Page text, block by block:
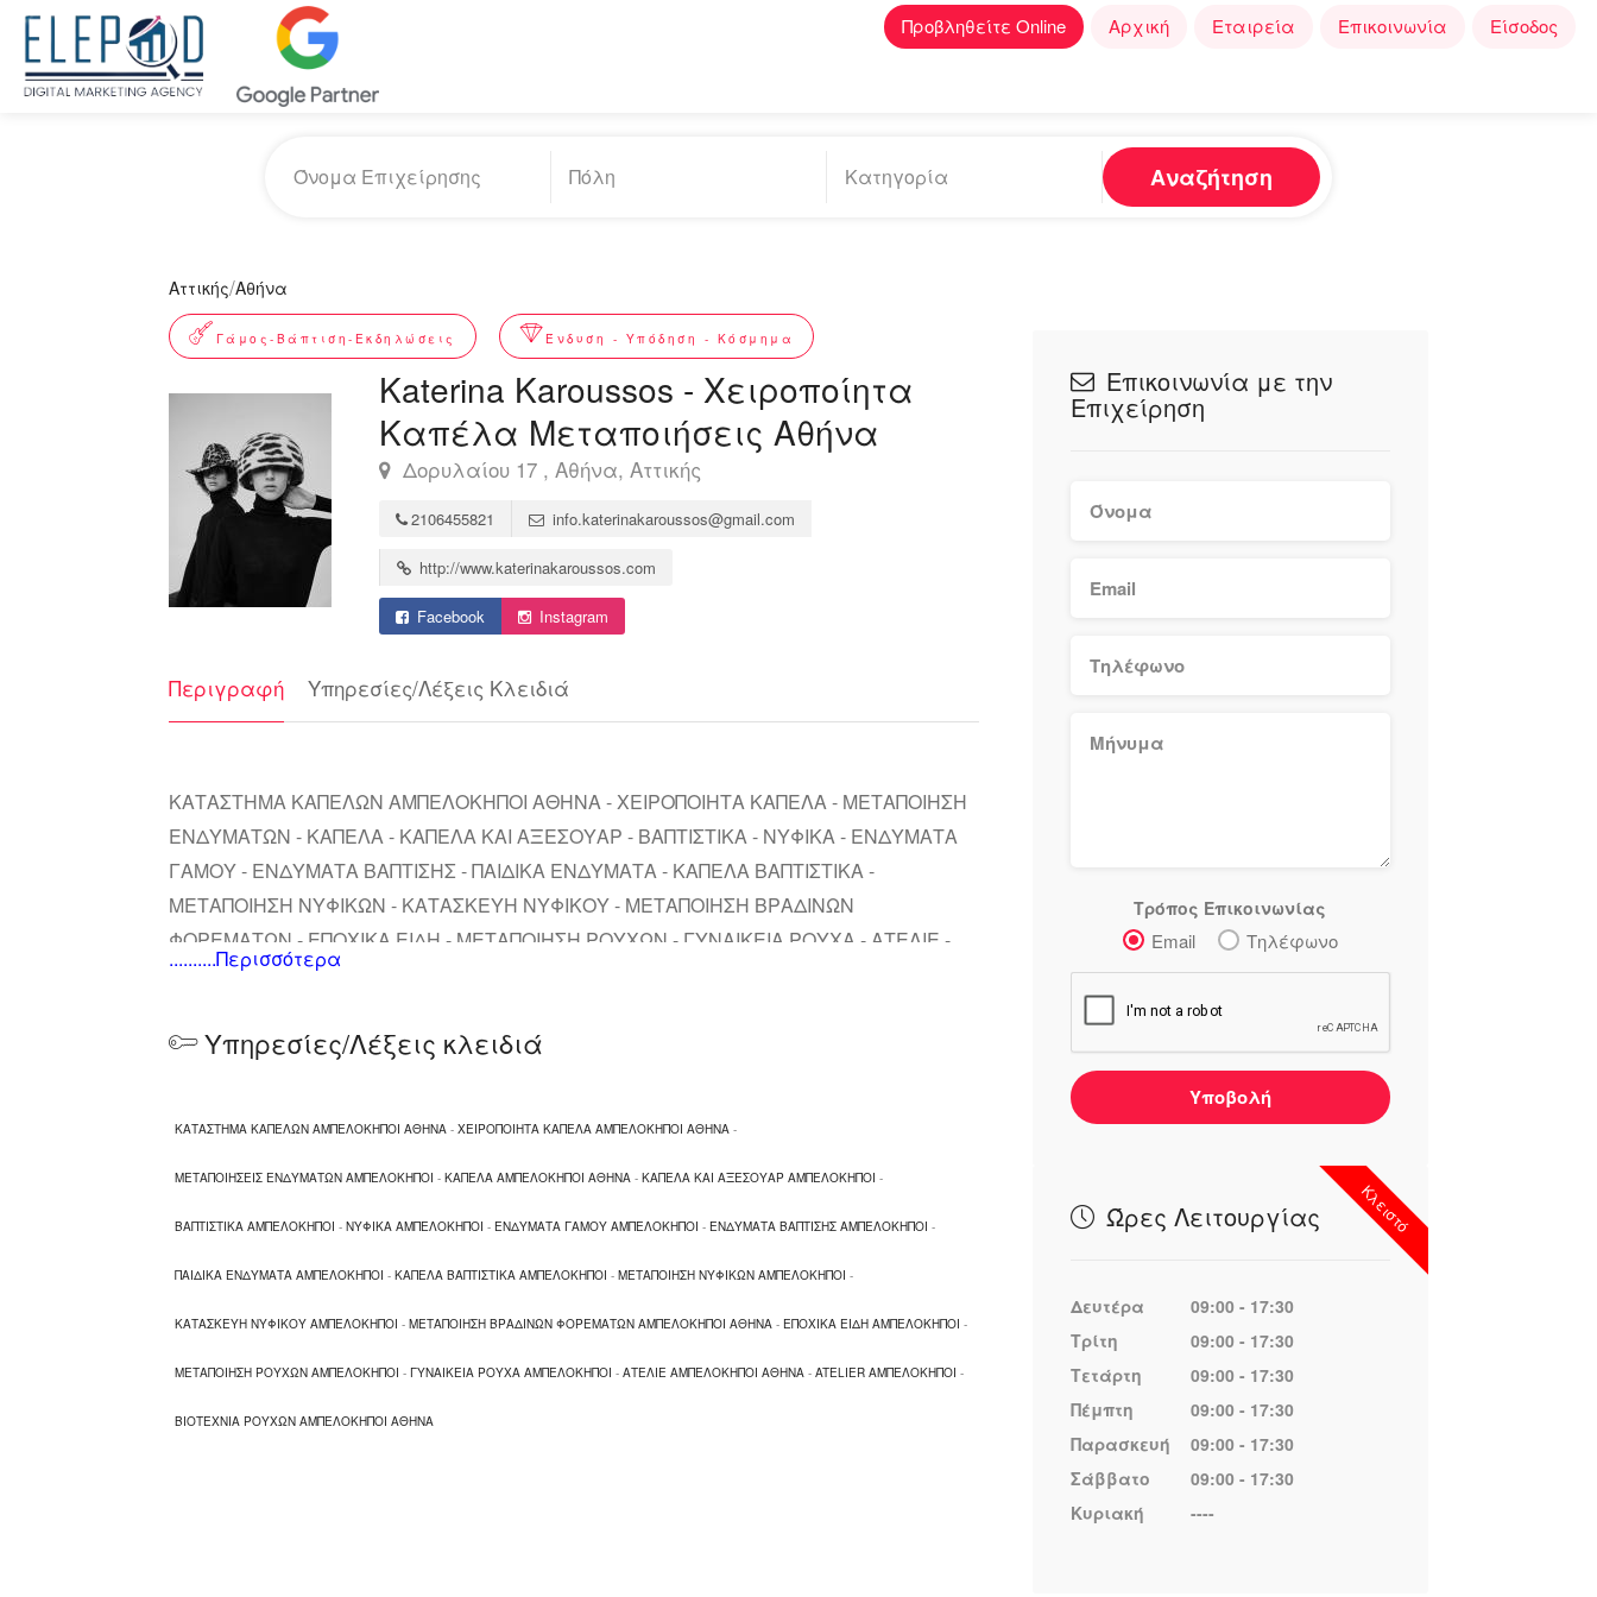
Προβληθείτε Online Αρχική Εταιρεία Επικοινωνία Είσοδος
Αναζήτηση
Αττικής/Αθήνα
Γάμος-Βάπτιση-Εκδηλώσεις Ένδυση - Υπόδηση - Κόσμημα
Katerina Karoussos - Χειροποίητα
Καπέλα Μεταποιήσεις Αθήνα
Δορυλαίου 17 , Αθήνα, Αττικής
2106455821 info.katerinakaroussos@gmail.com
http://www.katerinakaroussos.com
Facebook Instagram
Περιγραφή Υπηρεσίες/Λέξεις Κλειδιά
ΚΑΤΑΣΤΗΜΑ ΚΑΠΕΛΩΝ ΑΜΠΕΛΟΚΗΠΟΙ ΑΘΗΝΑ - ΧΕΙΡΟΠΟΙΗΤΑ ΚΑΠΕΛΑ - ΜΕΤΑΠΟΙΗΣΗ
ΕΝΔΥΜΑΤΩΝ - ΚΑΠΕΛΑ - ΚΑΠΕΛΑ ΚΑΙ ΑΞΕΣΟΥΑΡ - ΒΑΠΤΙΣΤΙΚΑ - ΝΥΦΙΚΑ - ΕΝΔΥΜΑΤΑ
ΓΑΜΟΥ - ΕΝΔΥΜΑΤΑ ΒΑΠΤΙΣΗΣ - ΠΑΙΔΙΚΑ ΕΝΔΥΜΑΤΑ - ΚΑΠΕΛΑ ΒΑΠΤΙΣΤΙΚΑ -
ΜΕΤΑΠΟΙΗΣΗ ΝΥΦΙΚΩΝ - ΚΑΤΑΣΚΕΥΗ ΝΥΦΙΚΟΥ - ΜΕΤΑΠΟΙΗΣΗ ΒΡΑΔΙΝΩΝ
ΦΟΡΕΜΑΤΩΝ - ΕΠΟΧΙΚΑ ΕΙΔΗ - ΜΕΤΑΠΟΙΗΣΗ ΡΟΥΧΩΝ - ΓΥΝΑΙΚΕΙΑ ΡΟΥΧΑ - ΑΤΕΛΙΕ -
ATELIER - ΒΙΟΤΕΧΝΙΑ ΡΟΥΧΩΝ
..........Περισσότερα
Υπηρεσίες/Λέξεις κλειδιά
ΚΑΤΑΣΤΗΜΑ ΚΑΠΕΛΩΝ ΑΜΠΕΛΟΚΗΠΟΙ ΑΘΗΝΑ - ΧΕΙΡΟΠΟΙΗΤΑ ΚΑΠΕΛΑ ΑΜΠΕΛΟΚΗΠΟΙ ΑΘΗΝΑ -
ΜΕΤΑΠΟΙΗΣΕΙΣ ΕΝΔΥΜΑΤΩΝ ΑΜΠΕΛΟΚΗΠΟΙ - ΚΑΠΕΛΑ ΑΜΠΕΛΟΚΗΠΟΙ ΑΘΗΝΑ - ΚΑΠΕΛΑ ΚΑΙ ΑΞΕΣΟΥΑΡ ΑΜΠΕΛΟΚΗΠΟΙ -
ΒΑΠΤΙΣΤΙΚΑ ΑΜΠΕΛΟΚΗΠΟΙ - ΝΥΦΙΚΑ ΑΜΠΕΛΟΚΗΠΟΙ - ΕΝΔΥΜΑΤΑ ΓΑΜΟΥ ΑΜΠΕΛΟΚΗΠΟΙ - ΕΝΔΥΜΑΤΑ ΒΑΠΤΙΣΗΣ ΑΜΠΕΛΟΚΗΠΟΙ -
ΠΑΙΔΙΚΑ ΕΝΔΥΜΑΤΑ ΑΜΠΕΛΟΚΗΠΟΙ - ΚΑΠΕΛΑ ΒΑΠΤΙΣΤΙΚΑ ΑΜΠΕΛΟΚΗΠΟΙ - ΜΕΤΑΠΟΙΗΣΗ ΝΥΦΙΚΩΝ ΑΜΠΕΛΟΚΗΠΟΙ -
ΚΑΤΑΣΚΕΥΗ ΝΥΦΙΚΟΥ ΑΜΠΕΛΟΚΗΠΟΙ - ΜΕΤΑΠΟΙΗΣΗ ΒΡΑΔΙΝΩΝ ΦΟΡΕΜΑΤΩΝ ΑΜΠΕΛΟΚΗΠΟΙ ΑΘΗΝΑ - ΕΠΟΧΙΚΑ ΕΙΔΗ ΑΜΠΕΛΟΚΗΠΟΙ -
ΜΕΤΑΠΟΙΗΣΗ ΡΟΥΧΩΝ ΑΜΠΕΛΟΚΗΠΟΙ - ΓΥΝΑΙΚΕΙΑ ΡΟΥΧΑ ΑΜΠΕΛΟΚΗΠΟΙ - ΑΤΕΛΙΕ ΑΜΠΕΛΟΚΗΠΟΙ ΑΘΗΝΑ - ATELIER ΑΜΠΕΛΟΚΗΠΟΙ -
ΒΙΟΤΕΧΝΙΑ ΡΟΥΧΩΝ ΑΜΠΕΛΟΚΗΠΟΙ ΑΘΗΝΑ
Επικοινωνία με την
Επιχείρηση
Τρόπος Επικοινωνίας
Email Τηλέφωνο
Υποβολή
Κλειστό
Ώρες Λειτουργίας
Δευτέρα
09:00 - 17:30
Τρίτη
09:00 - 17:30
Τετάρτη
09:00 - 17:30
Πέμπτη
09:00 - 17:30
Παρασκευή
09:00 - 17:30
Σάββατο
09:00 - 17:30
Κυριακή
----